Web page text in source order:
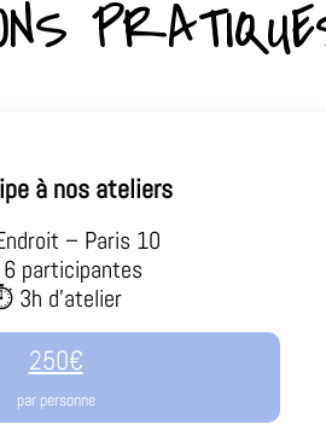
à nos ateliers
– Paris 10
6 participantes
3h d’atelier
250€
par personne